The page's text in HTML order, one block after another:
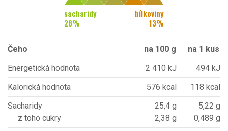
sacharidy
28%
bílkoviny
13%
Čeho na 100 g
na 1 kus
Energetická hodnota
2 410 kJ
494 kJ
Kalorická hodnota
576 kcal
118 kcal
Sacharidy
z toho cukry
25,4 g
2,38 g
5,22 g
0,489 g